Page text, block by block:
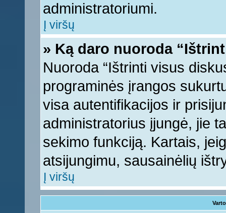
administratoriumi.
Į viršų
» Ką daro nuoroda
Nuoroda “Ištrinti visus
programinės įrangos
visa autentifikacijos ir
administratorius įjungė, jie
sekimo funkciją. Kartais,
atsijungimu, sausainėlių
Į viršų